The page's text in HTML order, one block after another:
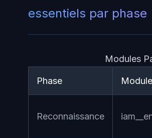
essentiels par phase
Modules
Phase
Reconnaissance